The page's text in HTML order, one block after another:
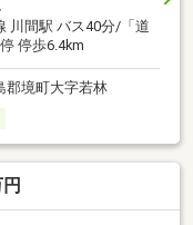
川間駅 バス40分/「道
停歩6.4km
郡境町大字若林